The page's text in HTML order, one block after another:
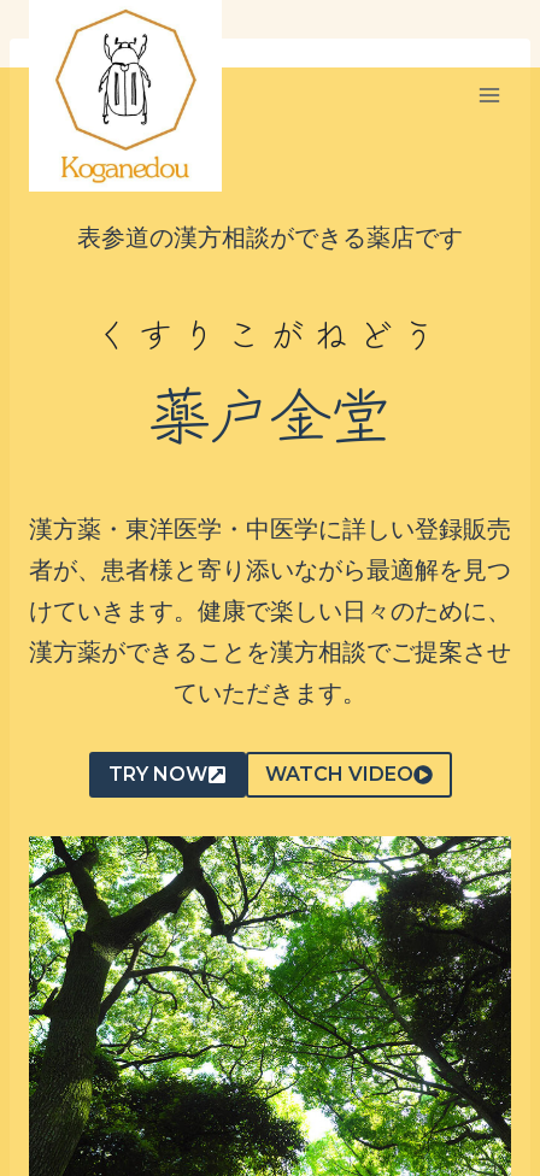
容
表参道の漢方相談ができる薬店です
くすりこがねどう
薬戸金堂
漢方薬・東洋医学・中医学に詳しい登録販売
者が、患者様と寄り添いながら最適解を見つ
けていきます。健康で楽しい日々のために、
漢方薬ができることを漢方相談でご提案させ
ていただきます。
TRY NOW WATCH VIDEO